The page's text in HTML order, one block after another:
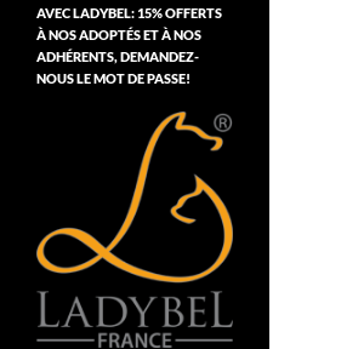
AVEC LADYBEL: 15% OFFERTS
À NOS ADOPTÉS ET À NOS
ADHÉRENTS, DEMANDEZ-
NOUS LE MOT DE PASSE!